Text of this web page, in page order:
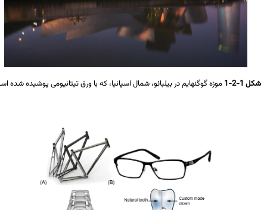
2-1 موزه گوگنهایم در بیلبائو، شمال اسپانیا، که با ورق تیتانیومی پوشیده شده است.